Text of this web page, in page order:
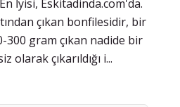
İyisi, Eskitadinda.com'da.
çıkan bonfilesidir, bir
300 gram çıkan nadide bir
olarak çıkarıldığı i...